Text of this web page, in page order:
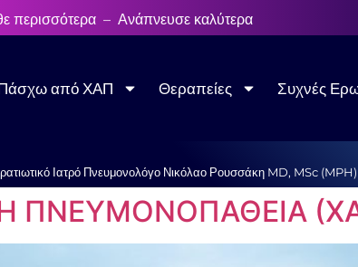
περισσότερα – Ανάπνευσε καλύτερα
από ΧΑΠ Θεραπείες Συχνές
Ιατρό Πνευμονολόγο Νικόλαο Ρουσσάκη MD, MSc (MPH)
ΠΝΕΥΜΟΝΟΠΑΘΕΙΑ